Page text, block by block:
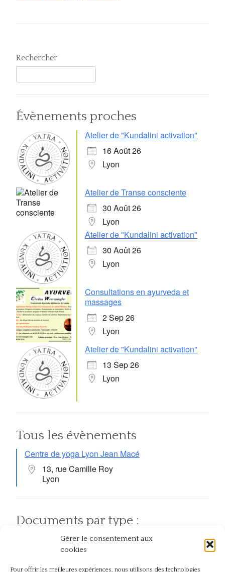
Gérer le consentement aux
cookies
Pour offrir les meilleures expériences, nous utilisons des technologies
Rechercher
Évènements proches
Atelier de "Kundalini activation"
16 Août 26
Lyon
Atelier de Transe consciente
30 Août 26
Lyon
Atelier de "Kundalini activation"
30 Août 26
Lyon
Consultations en ayurveda et
massages
2 Sep 26
Lyon
Atelier de "Kundalini activation"
13 Sep 26
Lyon
Tous les évènements
Centre de yoga Lyon Jean Macé
13, rue Camille Roy
Lyon
Documents par type :
Articles Atelier et événement